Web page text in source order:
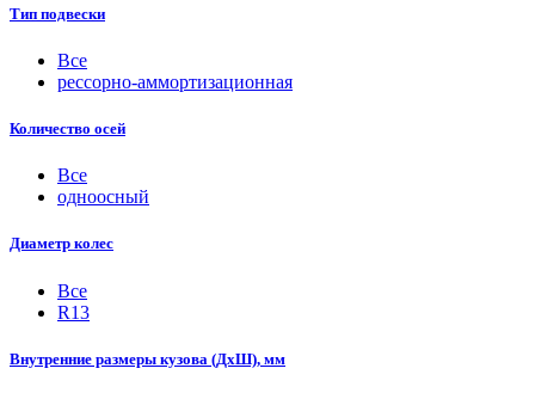
Тип подвески
Все
рессорно-аммортизационная
Количество осей
Все
одноосный
Диаметр колес
Все
R13
Внутренние размеры кузова (ДхШ), мм